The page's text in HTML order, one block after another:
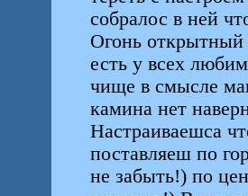
собралос в ней
Огонь открытный
есть у всех
чище в смысле
камина нет
Настраиваешса
поставляеш по
не забыть!) по